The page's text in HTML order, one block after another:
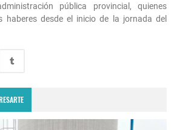
pública provincial, quienes
haberes desde el inicio de la jornada del